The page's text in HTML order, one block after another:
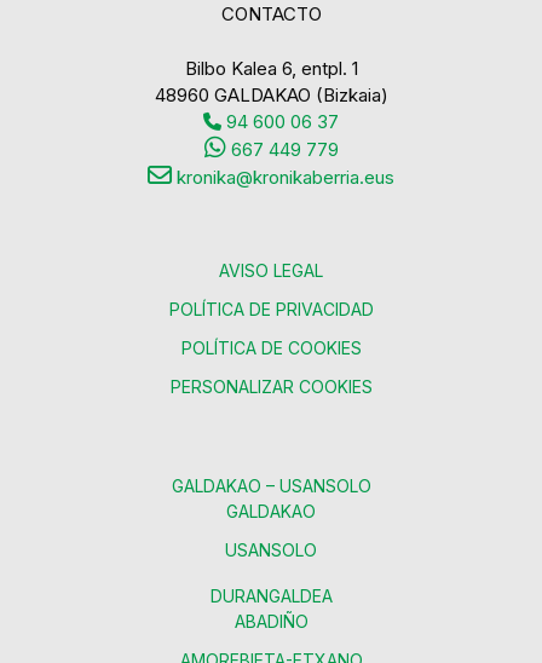
CONTACTO
Bilbo Kalea 6, entpl. 1
48960 GALDAKAO (Bizkaia)
94 600 06 37
667 449 779
kronika@kronikaberria.eus
AVISO LEGAL
POLÍTICA DE PRIVACIDAD
POLÍTICA DE COOKIES
PERSONALIZAR COOKIES
GALDAKAO – USANSOLO
GALDAKAO
USANSOLO
DURANGALDEA
ABADIÑO